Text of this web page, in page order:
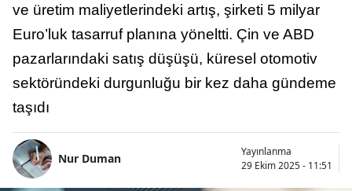
ve üretim maliyetlerindeki artış, şirketi 5 milyar
Euro’luk tasarruf planına yöneltti. Çin ve ABD
pazarlarındaki satış düşüşü, küresel otomotiv
sektöründeki durgunluğu bir kez daha gündeme
taşıdı
Nur Duman
Yayınlanma
29 Ekim 2025 - 11:51